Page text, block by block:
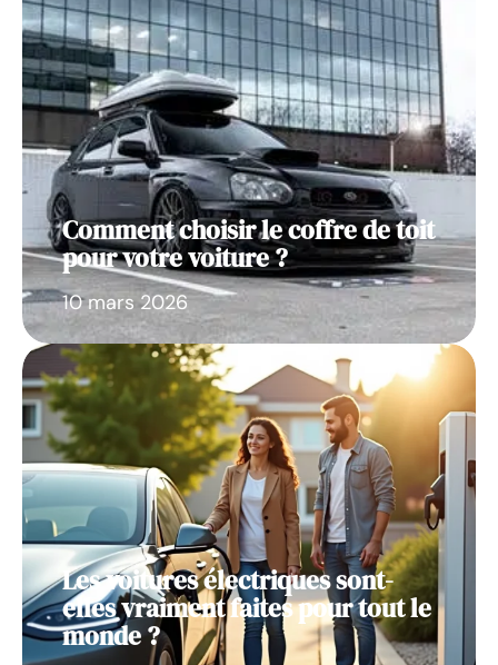
Comment choisir le coffre de toit
pour votre voiture ?
10 mars 2026
Les voitures électriques sont-
elles vraiment faites pour tout le
monde ?